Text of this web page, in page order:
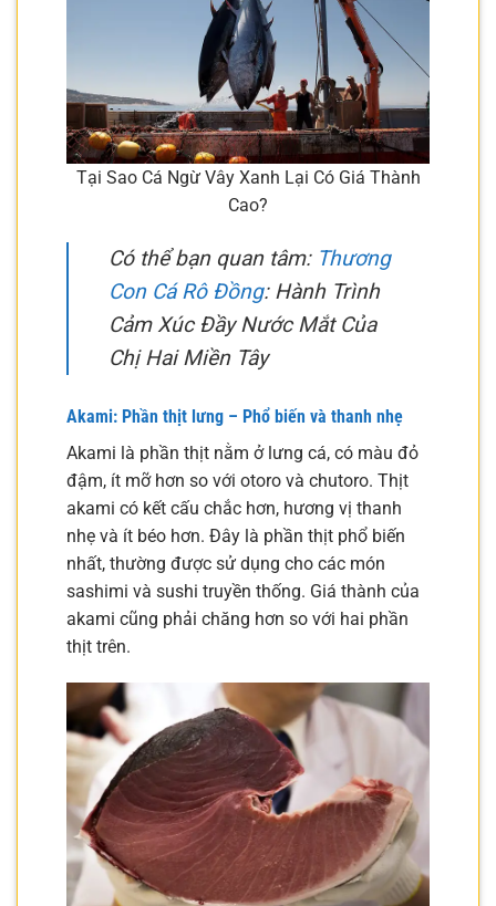
Tại Sao Cá Ngừ Vây Xanh Lại Có Giá Thành
Cao?
Có thể bạn quan tâm: Thương
Con Cá Rô Đồng: Hành Trình
Cảm Xúc Đầy Nước Mắt Của
Chị Hai Miền Tây
Akami: Phần thịt lưng – Phổ biến và thanh nhẹ
Akami là phần thịt nằm ở lưng cá, có màu đỏ
đậm, ít mỡ hơn so với otoro và chutoro. Thịt
akami có kết cấu chắc hơn, hương vị thanh
nhẹ và ít béo hơn. Đây là phần thịt phổ biến
nhất, thường được sử dụng cho các món
sashimi và sushi truyền thống. Giá thành của
akami cũng phải chăng hơn so với hai phần
thịt trên.